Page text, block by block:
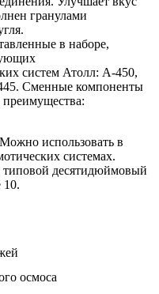
гранулами
в наборе,
систем Атолл: A-450,
Сменные компоненты
использовать в
системах.
десятидюймовый
осмоса